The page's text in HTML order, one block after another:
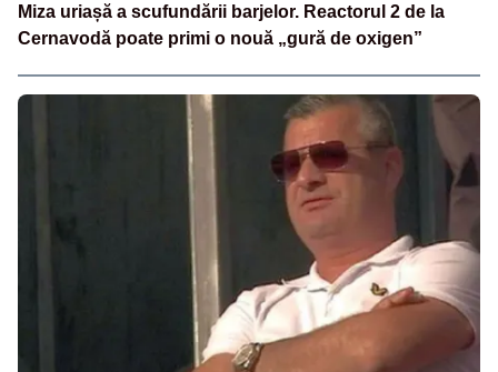
Miza uriașă a scufundării barjelor. Reactorul 2 de la
Cernavodă poate primi o nouă „gură de oxigen”